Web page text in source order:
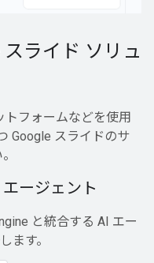
ライド ソリュ
フォームなどを使用
Google スライドのサ
ージェント
と統合する AI エー
ます。